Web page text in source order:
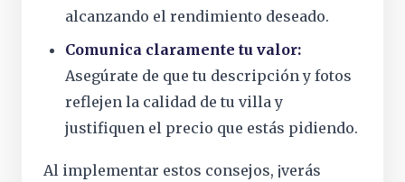
alcanzando el rendimiento deseado.
Comunica claramente tu valor:
Asegúrate de que tu descripción y fotos
reflejen la calidad de tu villa y
justifiquen el precio que estás pidiendo.
Al implementar estos consejos, ¡verás